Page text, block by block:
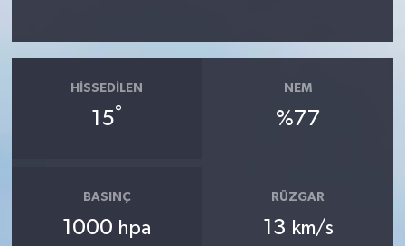
HISSEDILEN
15°
NEM
%77
BASINÇ
1000 hpa
RÜZGAR
13 km/s